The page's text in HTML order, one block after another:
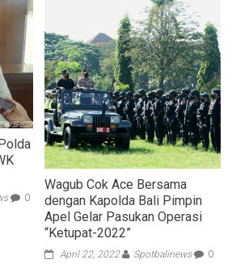
0
Wagub Cok Ace Bersama
dengan Kapolda Bali Pimpin
Apel Gelar Pasukan Operasi
“Ketupat-2022”
April 22, 2022 Spotbalinews 0